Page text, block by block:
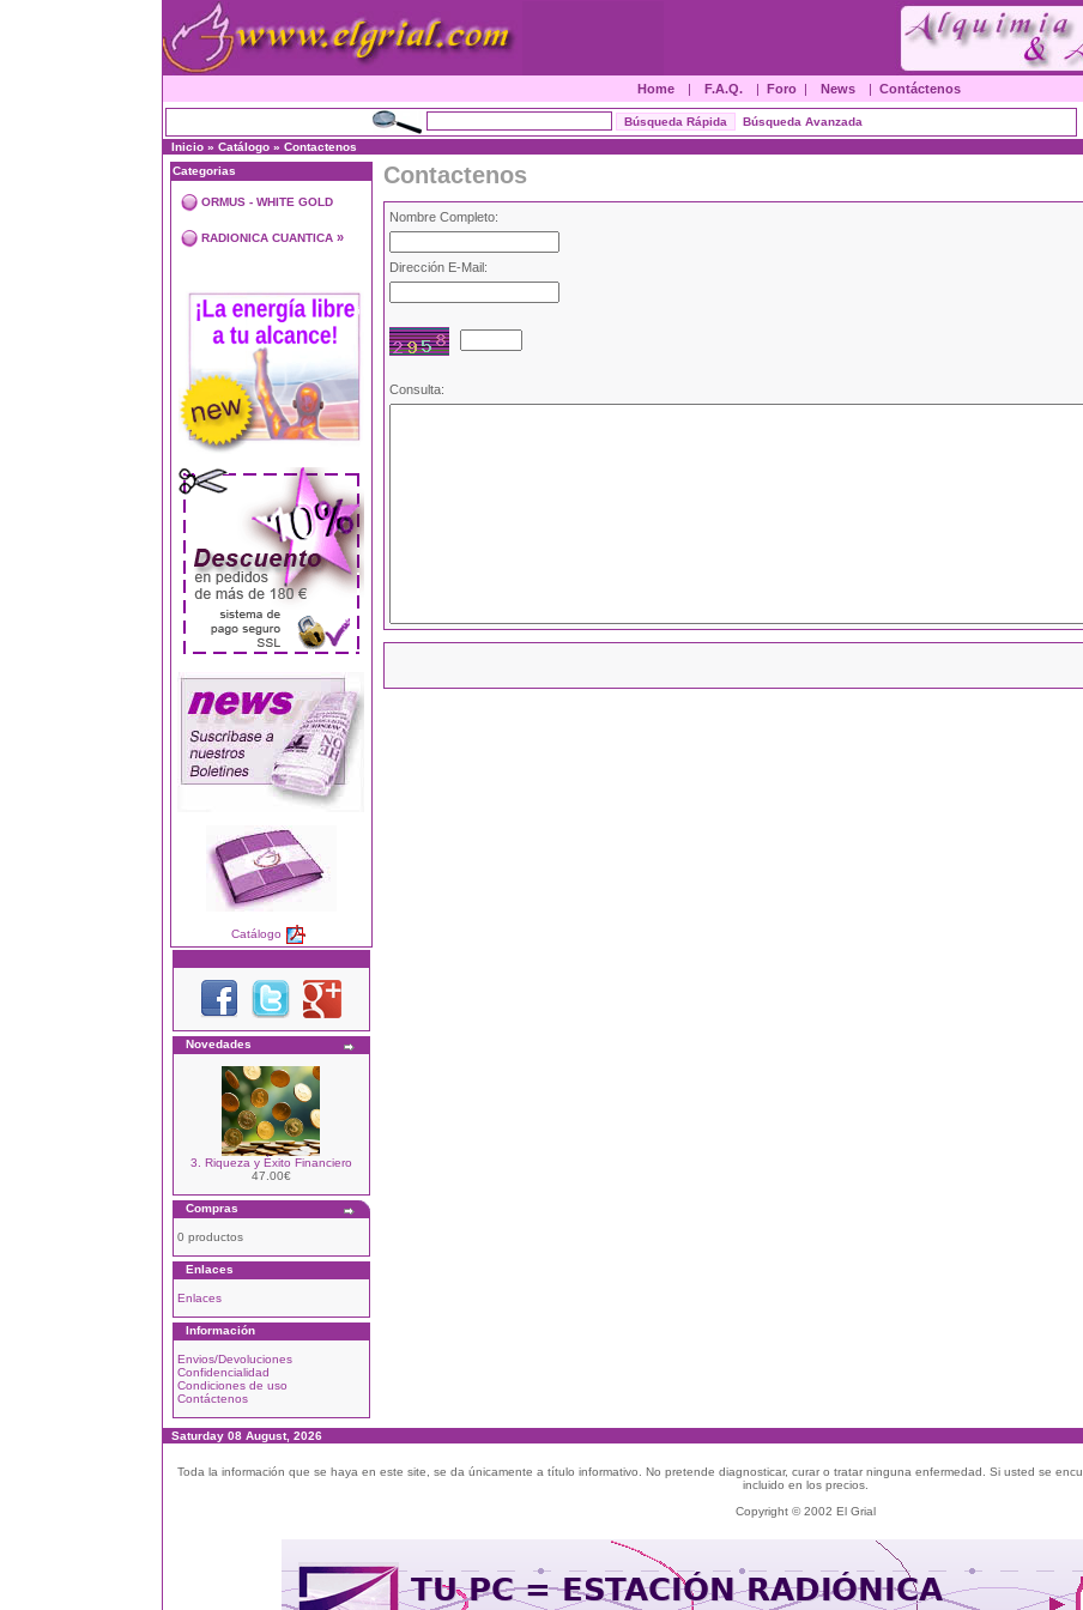
Home | F.A.Q. | Foro| News | Contáctenos
Búsqueda Avanzada
Inicio» Catálogo» Contactenos
Categorias
ORMUS - WHITE GOLD
RADIONICA CUANTICA»
Catálogo
Novedades
3. Riqueza y Éxito Financiero
47.00€
Compras
0 productos
Enlaces
Enlaces
Información
Envios/Devoluciones
Confidencialidad
Condiciones de uso
Contáctenos
Contactenos
Nombre Completo:
Dirección E-Mail:
Consulta:
Saturday 08 August, 2026
Toda la información que se haya en este site, se da únicamente a título informativo. No pretende diagnosticar, curar o tratar ninguna enfermedad. Si usted se
incluido en los precios.
Copyright © 2002 El Grial